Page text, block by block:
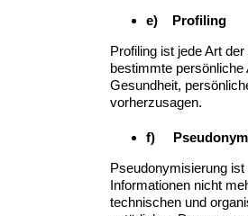
e) Profiling
Profiling ist jede Art
bestimmte
Gesundheit,
vorherzusagen.
f)
Pseudonymisierung
Informationen nicht
technischen und